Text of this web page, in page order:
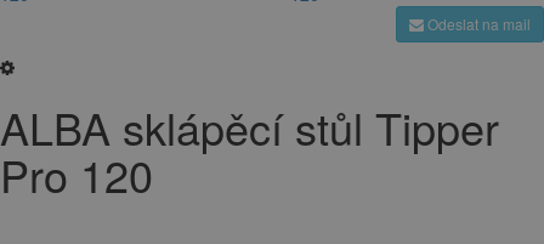
Odeslat na mail
ALBA sklápěcí stůl Tipper
Pro 120